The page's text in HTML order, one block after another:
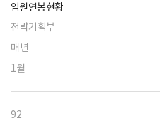
임원연봉현황
전략기획부
매년
1월
92